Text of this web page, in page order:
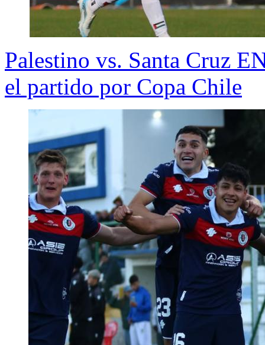
Palestino vs. Santa Cruz
el partido por Copa Chile